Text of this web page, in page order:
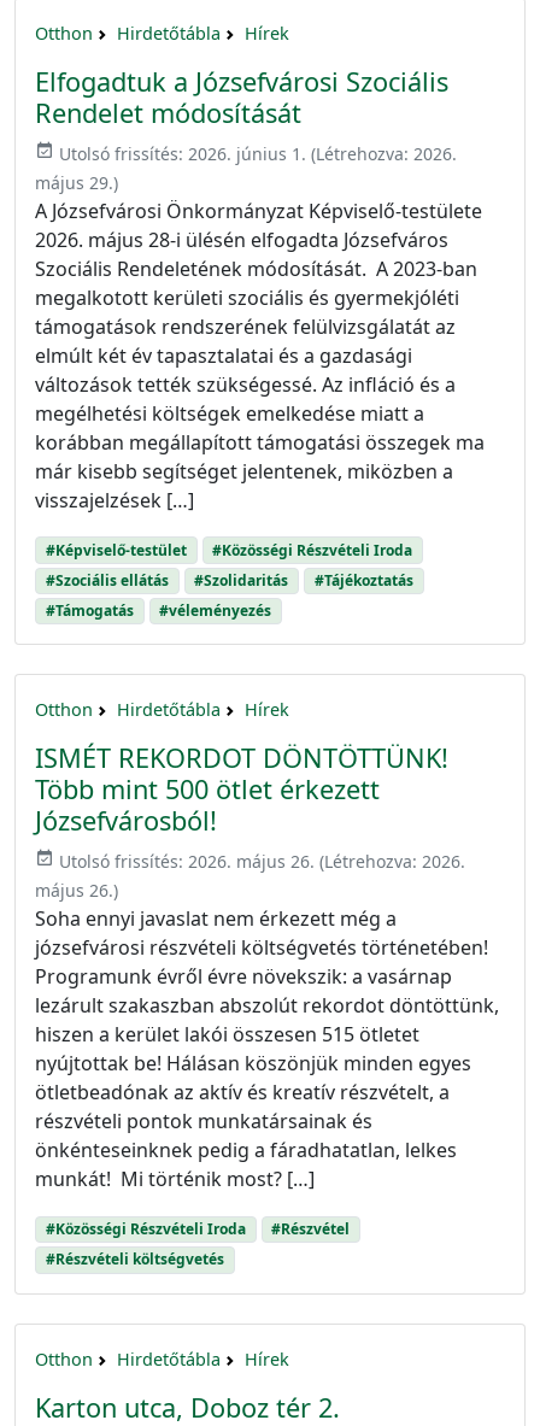
Otthon Hirdetőtábla Hírek
Elfogadtuk a Józsefvárosi Szociális
Rendelet módosítását
event_available Utolsó frissítés: 2026. június 1. (Létrehozva: 2026.
május 29.)
A Józsefvárosi Önkormányzat Képviselő-testülete
2026. május 28-i ülésén elfogadta Józsefváros
Szociális Rendeletének módosítását. A 2023-ban
megalkotott kerületi szociális és gyermekjóléti
támogatások rendszerének felülvizsgálatát az
elmúlt két év tapasztalatai és a gazdasági
változások tették szükségessé. Az infláció és a
megélhetési költségek emelkedése miatt a
korábban megállapított támogatási összegek ma
már kisebb segítséget jelentenek, miközben a
visszajelzések […]
#Képviselő-testület
#Közösségi Részvételi Iroda
#Szociális ellátás
#Szolidaritás
#Tájékoztatás
#Támogatás
#véleményezés
Otthon Hirdetőtábla Hírek
ISMÉT REKORDOT DÖNTÖTTÜNK!
Több mint 500 ötlet érkezett
Józsefvárosból!
event_available Utolsó frissítés: 2026. május 26. (Létrehozva: 2026.
május 26.)
Soha ennyi javaslat nem érkezett még a
józsefvárosi részvételi költségvetés történetében!
Programunk évről évre növekszik: a vasárnap
lezárult szakaszban abszolút rekordot döntöttünk,
hiszen a kerület lakói összesen 515 ötletet
nyújtottak be! Hálásan köszönjük minden egyes
ötletbeadónak az aktív és kreatív részvételt, a
részvételi pontok munkatársainak és
önkénteseinknek pedig a fáradhatatlan, lelkes
munkát! Mi történik most? […]
#Közösségi Részvételi Iroda
#Részvétel
#Részvételi költségvetés
Otthon Hirdetőtábla Hírek
Karton utca, Doboz tér 2.